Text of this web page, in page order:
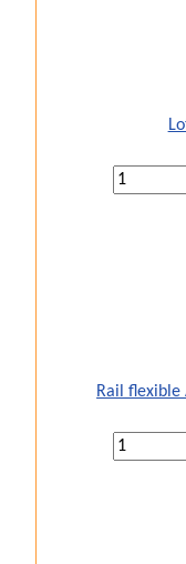
Rail flexible